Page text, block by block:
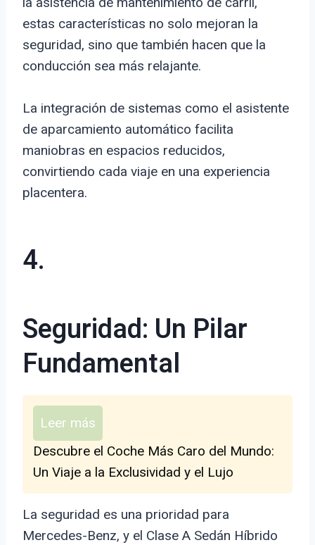
estas características no solo mejoran la
seguridad, sino que también hacen que la
conducción sea más relajante.
La integración de sistemas como el asistente
de aparcamiento automático facilita
maniobras en espacios reducidos,
convirtiendo cada viaje en una experiencia
placentera.
4.
Seguridad: Un Pilar
Fundamental
Leer más
Descubre el Coche Más Caro del Mundo:
Un Viaje a la Exclusividad y el Lujo
La seguridad es una prioridad para
Mercedes-Benz, y el Clase A Sedán Híbrido